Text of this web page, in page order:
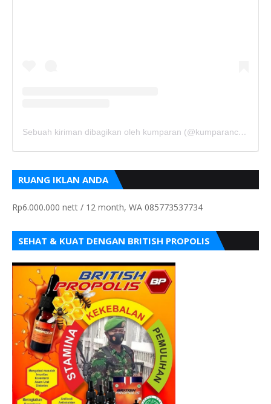
Sebuah kiriman dibagikan oleh kumparan (@kumparancom)
RUANG IKLAN ANDA
Rp6.000.000 nett / 12 month, WA 085773537734
SEHAT & KUAT DENGAN BRITISH PROPOLIS